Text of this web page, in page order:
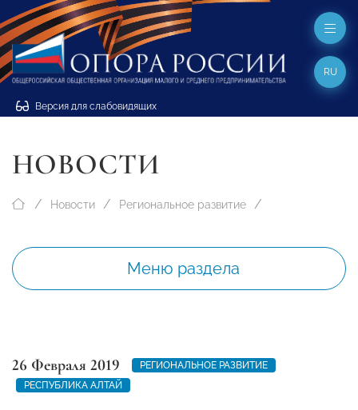
Версия для слабовидящих
RU
НОВОСТИ
Новости Региональное развитие
Меню раздела
26 Февраля 2019
РЕГИОНАЛЬНОЕ РАЗВИТИЕ
РЕСПУБЛИКА АЛТАЙ